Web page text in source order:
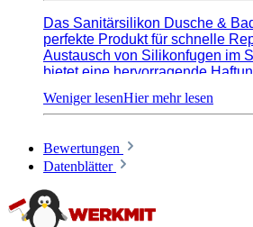
Das Sanitärsilikon Dusche &
perfekte Produkt für schnelle
Austausch von Silikonfugen im
bietet eine hervorragende
Silikon ist beständig gegenüber
Chemikalien und bietet eine
Wiederherstellung der Dusch-
Badezimmerfunktionen. Mit dem
& Bad Express kannst du
professionelle Abdichtung
Sanitärinstallationen wieder in
Bewertungen
Datenblätter